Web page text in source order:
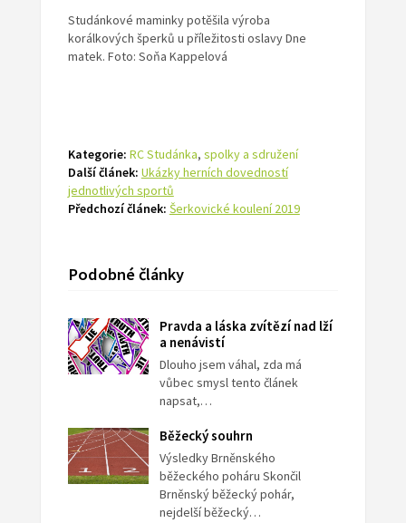
Studánkové maminky potěšila výroba
korálkových šperků u příležitosti oslavy Dne
matek. Foto: Soňa Kappelová
Kategorie: RC Studánka, spolky a sdružení
Další článek: Ukázky herních dovedností
jednotlivých sportů
Předchozí článek: Šerkovické koulení 2019
Podobné články
Pravda a láska zvítězí nad lží
a nenávistí
Dlouho jsem váhal, zda má
vůbec smysl tento článek
napsat,…
Běžecký souhrn
Výsledky Brněnského
běžeckého poháru Skončil
Brněnský běžecký pohár,
nejdelší běžecký…